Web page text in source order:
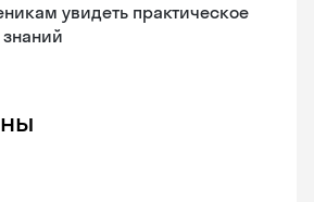
увидеть практическое